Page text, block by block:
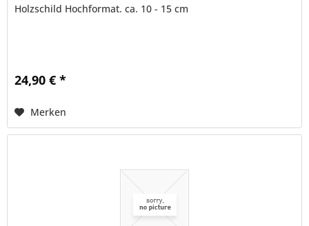
Holzschild Hochformat. ca. 10 - 15 cm
24,90 € *
Merken